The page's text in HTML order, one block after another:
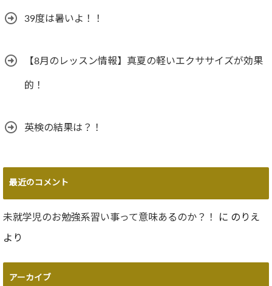
39度は暑いよ！！
【8月のレッスン情報】真夏の軽いエクササイズが効果
的！
英検の結果は？！
最近のコメント
未就学児のお勉強系習い事って意味あるのか？！ に のりえ
より
アーカイブ